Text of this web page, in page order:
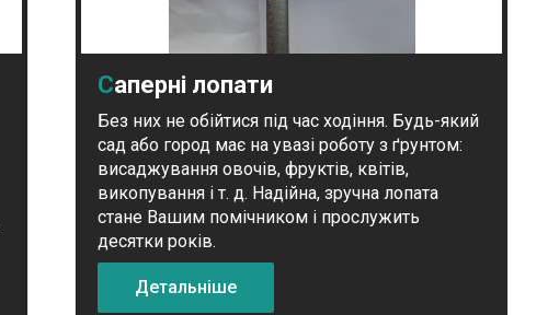
Саперні лопати
Без них не обійтися під час ходіння. Будь-який
сад або город має на увазі роботу з ґрунтом:
висаджування овочів, фруктів, квітів,
викопування і т. д. Надійна, зручна лопата
стане Вашим помічником і прослужить
десятки років.
Детальніше